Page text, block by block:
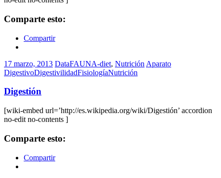
Comparte esto:
Compartir
17 marzo, 2013 DataFAUNA-diet, Nutrición Aparato
DigestivoDigestivilidadFisiologíaNutrición
Digestión
[wiki-embed url=’http://es.wikipedia.org/wiki/Digestión’ accordion
no-edit no-contents ]
Comparte esto:
Compartir